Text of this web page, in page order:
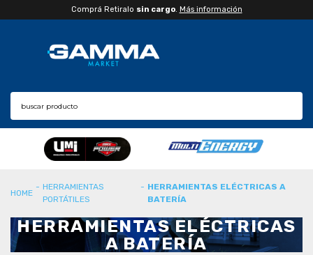
Comprá Retiralo sin cargo. Más información
HERRAMIENTAS
PORTÁTILES
HERRAMIENTAS ELÉCTRICAS A
BATERÍA
HERRAMIENTAS ELÉCTRICAS
A BATERÍA